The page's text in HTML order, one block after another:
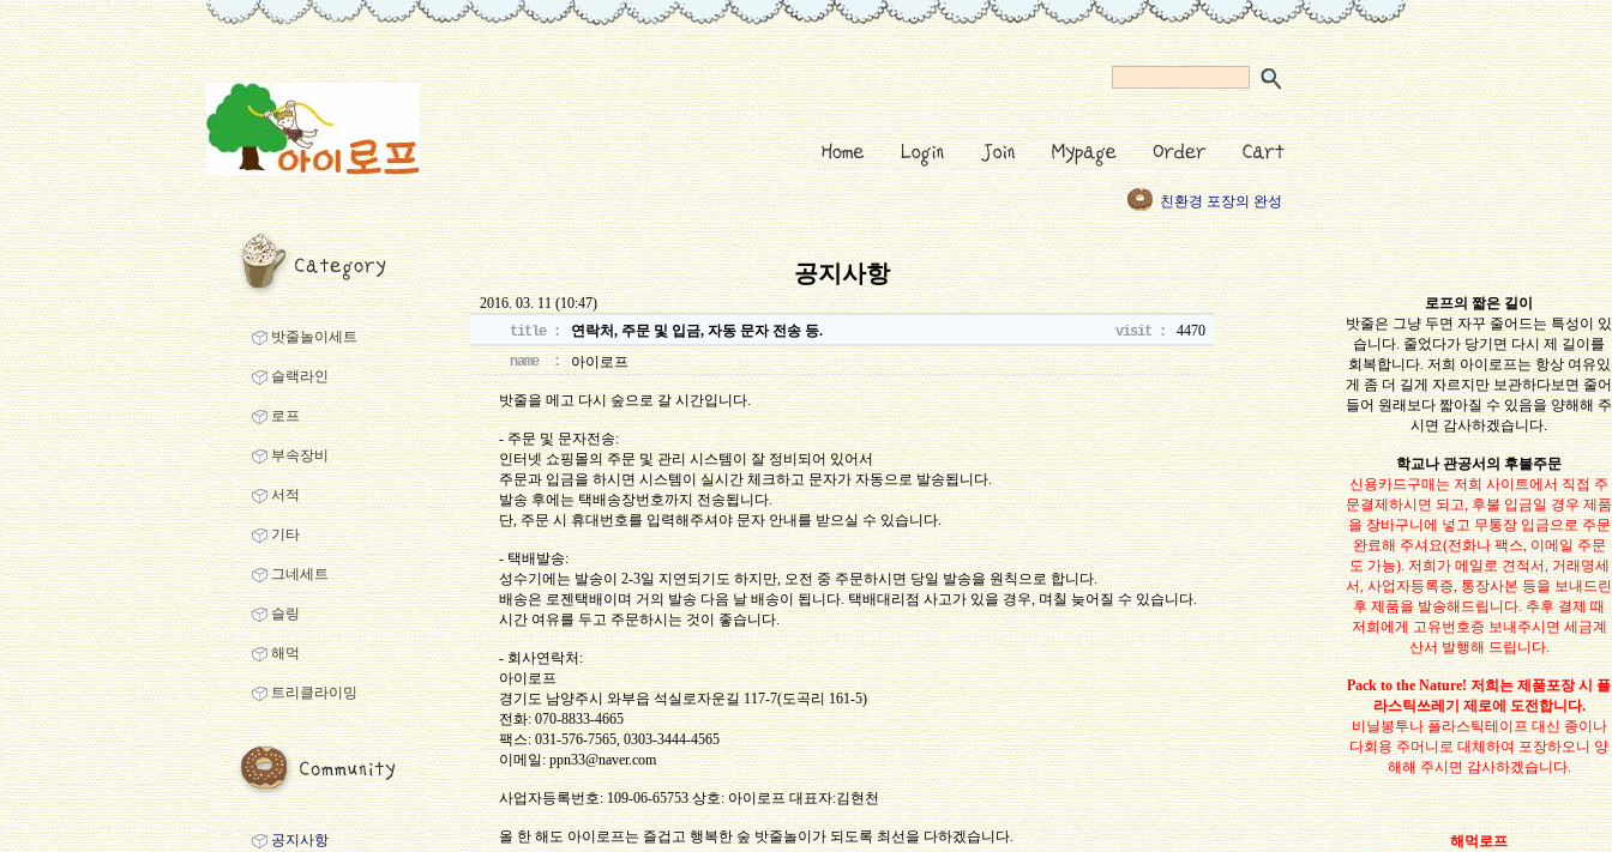
길이가 몇미터나요?
친환경 포장의 완성
이 달의 행사, 신규제
품 등
휴가일정을 알려드
립니다.
보조로프 색 주문
밧줄놀이세트
슬랙라인
로프
부속장비
서적
기타
그네세트
슬링
해먹
트리클라이밍
공지사항
공지사항
2016. 03. 11 (10:47)
title :
연락처, 주문 및 입금, 자동 문자 전송 등. visit :
4470
name :
아이로프
밧줄을 메고 다시 숲으로 갈 시간입니다.
- 주문 및 문자전송:
인터넷 쇼핑몰의 주문 및 관리 시스템이 잘 정비되어 있어서
주문과 입금을 하시면 시스템이 실시간 체크하고 문자가 자동으로 발송됩니다.
발송 후에는 택배송장번호까지 전송됩니다.
단, 주문 시 휴대번호를 입력해주셔야 문자 안내를 받으실 수 있습니다.
- 택배발송:
성수기에는 발송이 2-3일 지연되기도 하지만, 오전 중 주문하시면 당일 발송을 원칙으로 합니다.
배송은 로젠택배이며 거의 발송 다음 날 배송이 됩니다. 택배대리점 사고가 있을 경우, 며칠 늦어질 수 있습니다.
시간 여유를 두고 주문하시는 것이 좋습니다.
- 회사연락처:
아이로프
경기도 남양주시 와부읍 석실로자운길 117-7(도곡리 161-5)
전화: 070-8833-4665
팩스: 031-576-7565, 0303-3444-4565
이메일: ppn33@naver.com
사업자등록번호: 109-06-65753 상호: 아이로프 대표자:김현천
올 한 해도 아이로프는 즐겁고 행복한 숲 밧줄놀이가 되도록 최선을 다하겠습니다.
로프의 짧은 길이
밧줄은 그냥 두면 자꾸 줄어드는 특성이 있
습니다. 줄었다가 당기면 다시 제 길이를
회복합니다. 저희 아이로프는 항상 여유있
게 좀 더 길게 자르지만 보관하다보면 줄어
들어 원래보다 짧아질 수 있음을 양해해 주
시면 감사하겠습니다.
학교나 관공서의 후불주문
신용카드구매는 저희 사이트에서 직접 주
문결제하시면 되고, 후불 입금일 경우 제품
을 장바구니에 넣고 무통장 입금으로 주문
완료해 주셔요(전화나 팩스, 이메일 주문
도 가능). 저희가 메일로 견적서, 거래명세
서, 사업자등록증, 통장사본 등을 보내드린
후 제품을 발송해드립니다. 추후 결제 때
저희에게 고유번호증 보내주시면 세금계
산서 발행해 드립니다.
Pack to the Nature! 저희는 제품포장 시 플
라스틱쓰레기 제로에 도전합니다.
비닐봉투나 플라스틱테이프 대신 종이나
다회용 주머니로 대체하여 포장하오니 양
해해 주시면 감사하겠습니다.
해먹로프